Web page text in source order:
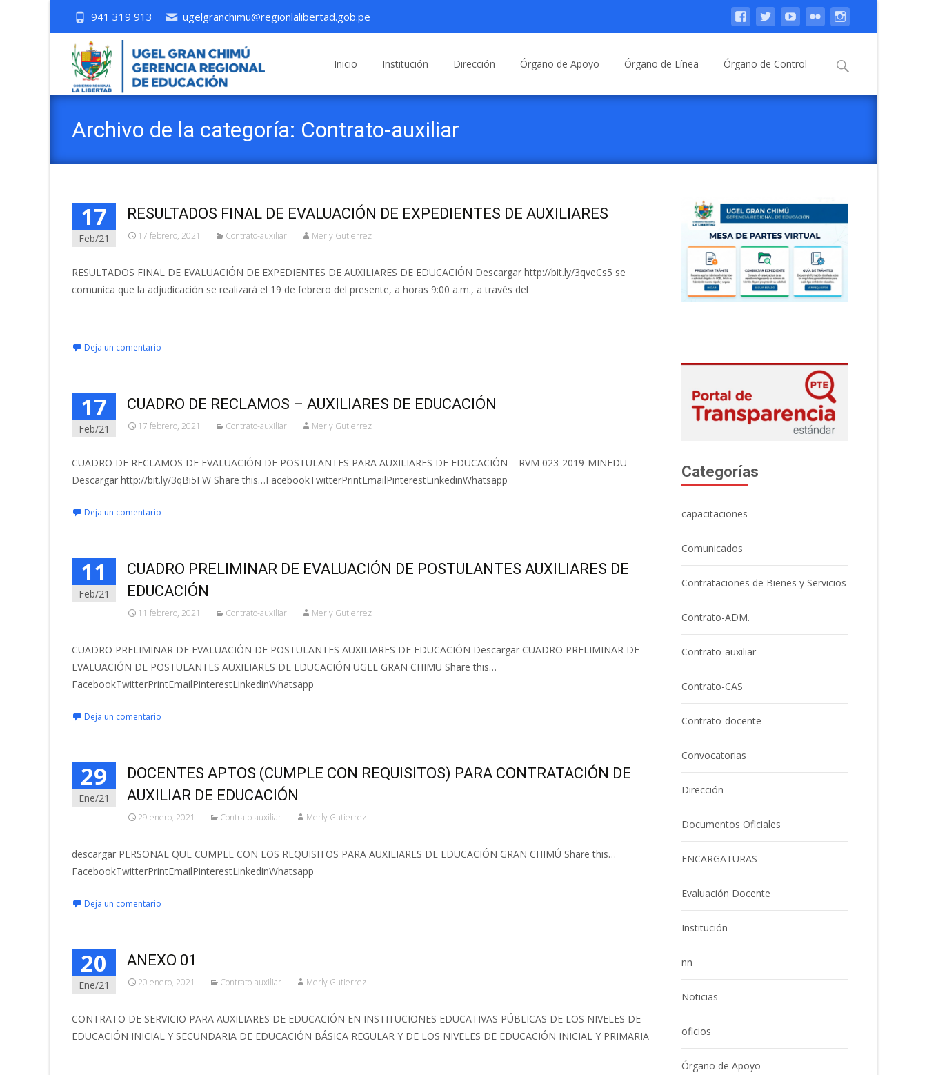
941 319 913 ugelgranchimu@regionlalibertad.gob.pe
Inicio Institución Dirección Órgano de Apoyo Órgano de Línea Órgano de Control Buscar:
Archivo de la categoría: Contrato-auxiliar
17
Feb/21
RESULTADOS FINAL DE EVALUACIÓN DE EXPEDIENTES DE AUXILIARES
17 febrero, 2021 Contrato-auxiliar Merly Gutierrez
RESULTADOS FINAL DE EVALUACIÓN DE EXPEDIENTES DE AUXILIARES DE EDUCACIÓN Descargar http://bit.ly/3qveCs5 se
comunica que la adjudicación se realizará el 19 de febrero del presente, a horas 9:00 a.m., a través del
Deja un comentario
17
Feb/21
CUADRO DE RECLAMOS – AUXILIARES DE EDUCACIÓN
17 febrero, 2021 Contrato-auxiliar Merly Gutierrez
CUADRO DE RECLAMOS DE EVALUACIÓN DE POSTULANTES PARA AUXILIARES DE EDUCACIÓN – RVM 023-2019-MINEDU
Descargar http://bit.ly/3qBi5FW Share this…FacebookTwitterPrintEmailPinterestLinkedinWhatsapp
Deja un comentario
11
Feb/21
CUADRO PRELIMINAR DE EVALUACIÓN DE POSTULANTES AUXILIARES DE
EDUCACIÓN
11 febrero, 2021 Contrato-auxiliar Merly Gutierrez
CUADRO PRELIMINAR DE EVALUACIÓN DE POSTULANTES AUXILIARES DE EDUCACIÓN Descargar CUADRO PRELIMINAR DE
EVALUACIÓN DE POSTULANTES AUXILIARES DE EDUCACIÓN UGEL GRAN CHIMU Share this…
FacebookTwitterPrintEmailPinterestLinkedinWhatsapp
Deja un comentario
29
Ene/21
DOCENTES APTOS (CUMPLE CON REQUISITOS) PARA CONTRATACIÓN DE
AUXILIAR DE EDUCACIÓN
29 enero, 2021 Contrato-auxiliar Merly Gutierrez
descargar PERSONAL QUE CUMPLE CON LOS REQUISITOS PARA AUXILIARES DE EDUCACIÓN GRAN CHIMÚ Share this…
FacebookTwitterPrintEmailPinterestLinkedinWhatsapp
Deja un comentario
20
Ene/21
ANEXO 01
20 enero, 2021 Contrato-auxiliar Merly Gutierrez
CONTRATO DE SERVICIO PARA AUXILIARES DE EDUCACIÓN EN INSTITUCIONES EDUCATIVAS PÚBLICAS DE LOS NIVELES DE
EDUCACIÓN INICIAL Y SECUNDARIA DE EDUCACIÓN BÁSICA REGULAR Y DE LOS NIVELES DE EDUCACIÓN INICIAL Y PRIMARIA
Categorías
capacitaciones
Comunicados
Contrataciones de Bienes y Servicios
Contrato-ADM.
Contrato-auxiliar
Contrato-CAS
Contrato-docente
Convocatorias
Dirección
Documentos Oficiales
ENCARGATURAS
Evaluación Docente
Institución
nn
Noticias
oficios
Órgano de Apoyo